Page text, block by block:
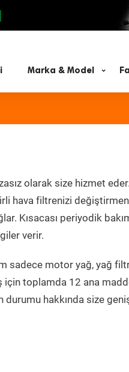
Marka & Model
olarak size hizmet
hava filtrenizi
Kısacası periyodik
verir.
sadece motor yağ, yağ
için toplamda 12 ana
durumu hakkında size